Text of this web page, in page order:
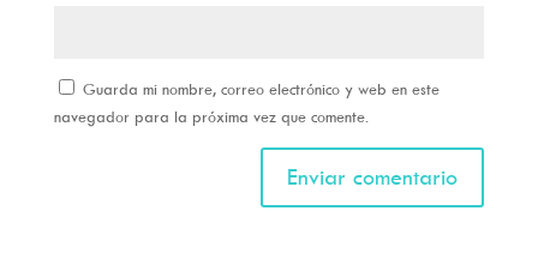
Guarda mi nombre, correo electrónico y web en este
navegador para la próxima vez que comente.